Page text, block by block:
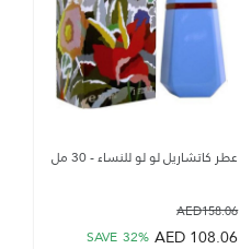
عطر كاتشاريل لو لو للنساء - 30 مل
158.06
AED
108.06
AED
SAVE 32%